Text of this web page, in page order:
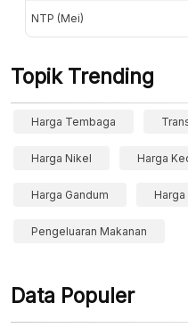
NTP (Mei)
Topik Trending
Harga Tembaga
Harga Nikel Harga
Harga Gandum
Pengeluaran Makanan
Data Populer